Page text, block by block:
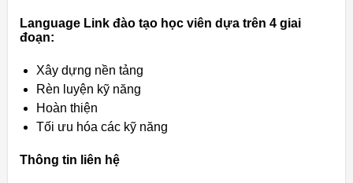
Language Link đào tạo học viên dựa trên 4 giai
đoạn:
Xây dựng nền tảng
Rèn luyện kỹ năng
Hoàn thiện
Tối ưu hóa các kỹ năng
Thông tin liên hệ